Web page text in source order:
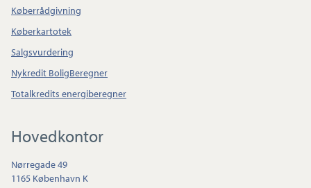
Køberrådgivning
Køberkartotek
Salgsvurdering
Nykredit BoligBeregner
Totalkredits energiberegner
Hovedkontor
Nørregade 49
1165 København K